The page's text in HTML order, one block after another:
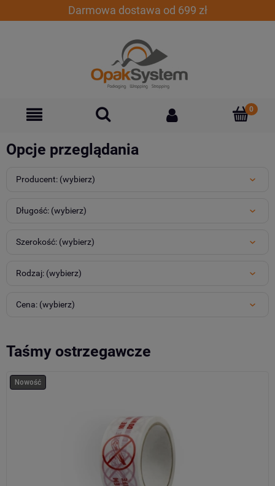
Darmowa dostawa od 699 zł
Opcje przeglądania
Producent: (wybierz)
Długość: (wybierz)
Szerokość: (wybierz)
Rodzaj: (wybierz)
Cena: (wybierz)
Taśmy ostrzegawcze
Nowość